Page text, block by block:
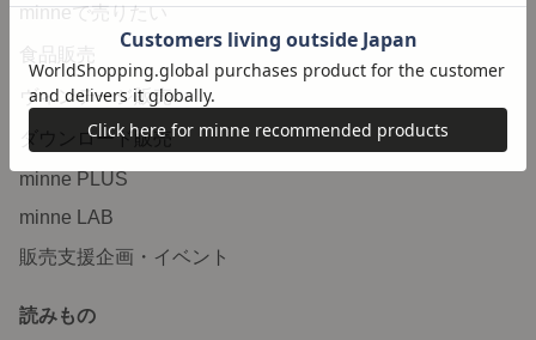
minneで売りたい
食品販売
ヴィンテージ販売
ダウンロード販売
minne PLUS
minne LAB
販売支援企画・イベント
読みもの